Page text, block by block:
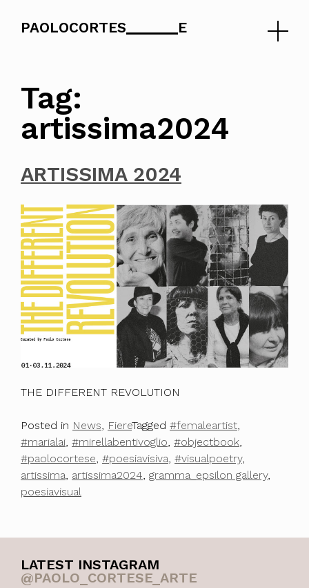
content
PAOLOCORTES E
Tag:
artissima2024
ARTISSIMA 2024
THE DIFFERENT REVOLUTION
Posted in News, FiereTagged #femaleartist,
#marialai, #mirellabentivoglio, #objectbook,
#paolocortese, #poesiavisiva, #visualpoetry,
artissima, artissima2024, gramma_epsilon gallery,
poesiavisual
LATEST INSTAGRAM
@PAOLO_CORTESE_ARTE